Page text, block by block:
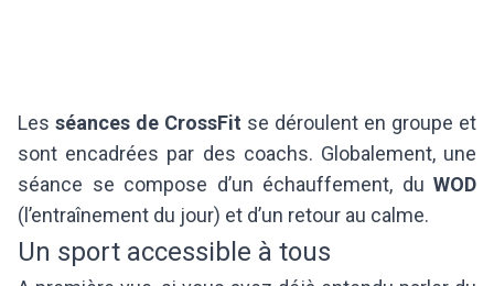
Les séances de CrossFit se déroulent en groupe et
sont encadrées par des coachs. Globalement, une
séance se compose d’un échauffement, du WOD
(l’entraînement du jour) et d’un retour au calme.
Un sport accessible à tous